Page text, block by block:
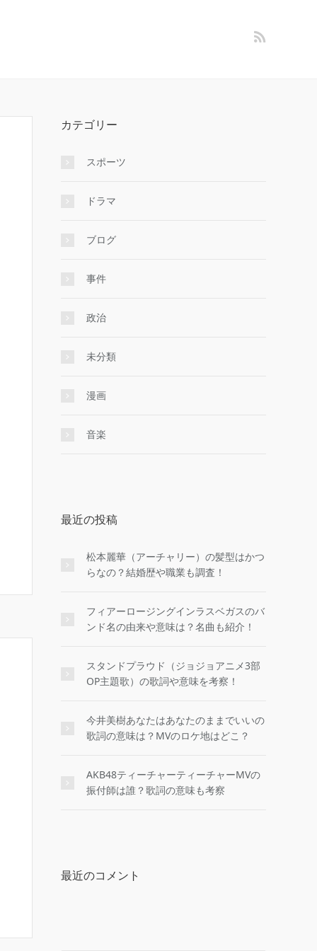
カテゴリー
スポーツ
ドラマ
ブログ
事件
政治
未分類
漫画
音楽
最近の投稿
松本麗華（アーチャリー）の髪型はかつ
らなの？結婚歴や職業も調査！
フィアーロージングインラスベガスのバ
ンド名の由来や意味は？名曲も紹介！
スタンドプラウド（ジョジョアニメ3部
OP主題歌）の歌詞や意味を考察！
今井美樹あなたはあなたのままでいいの
歌詞の意味は？MVのロケ地はどこ？
AKB48ティーチャーティーチャーMVの
振付師は誰？歌詞の意味も考察
最近のコメント